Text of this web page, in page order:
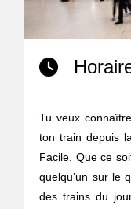
Tu veux
ton train depuis
Facile. Que ce
quelqu’un sur le
des trains du